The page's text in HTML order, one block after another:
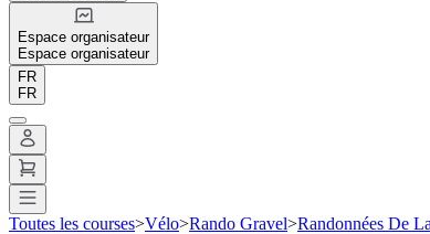
Espace organisateur
Espace organisateur
FR
FR
Toutes les courses>Vélo>Rando Gravel>Randonnées De